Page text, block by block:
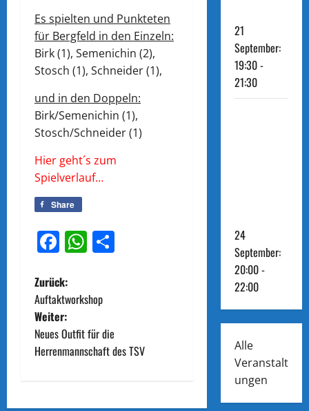
Es spielten und Punkteten
für Bergfeld in den Einzeln:
Birk (1), Semenichin (2),
Stosch (1), Schneider (1),
und in den Doppeln:
Birk/Semenichin (1),
Stosch/Schneider (1)
Hier geht´s zum
Spielverlauf…
Share
Facebook
WhatsApp
B
e
i
r
Zurück:
Auftaktworkshop
Weiter:
Neues Outfit für die
Herrenmannschaft des TSV
21
September:
19:30-
21:30
24
September:
20:00-
22:00
Alle
Veranstalt
ungen